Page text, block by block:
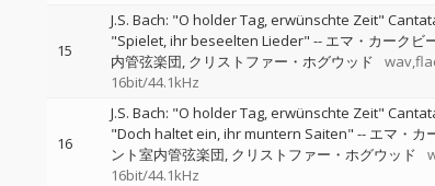
15
J.S. Bach: "O holder Tag, erwünschte Zeit"
"Spielet, ihr beseelten Lieder" -- エマ・カークビ
内管弦楽団 クリストファー・ホグウッド
16bit/44.1kHz
16
J.S. Bach: "O holder Tag, erwünschte Zeit"
"Doch haltet ein, ihr muntern Saiten" -- エマ・カ
ント室内管弦楽団 クリストファー・ホグウッド
16bit/44.1kHz